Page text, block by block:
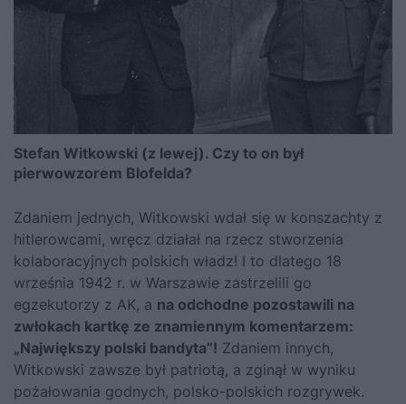
Stefan Witkowski (z lewej). Czy to on był
pierwowzorem Blofelda?
Zdaniem jednych, Witkowski wdał się w konszachty z
hitlerowcami, wręcz działał na rzecz stworzenia
kolaboracyjnych polskich władz! I to dlatego 18
września 1942 r. w Warszawie zastrzelili go
egzekutorzy z AK, a na odchodne pozostawili na
zwłokach kartkę ze znamiennym komentarzem:
„Największy polski bandyta”! Zdaniem innych,
Witkowski zawsze był patriotą, a zginął w wyniku
pożałowania godnych, polsko-polskich rozgrywek.